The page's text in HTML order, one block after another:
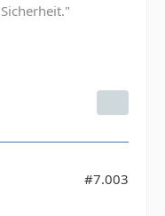
#7.003